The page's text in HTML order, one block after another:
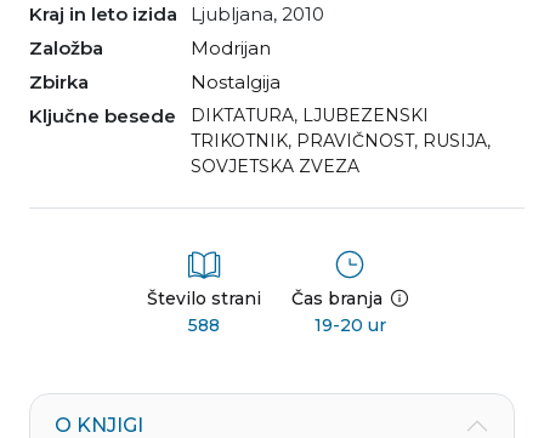
Kraj in leto izida
Ljubljana, 2010
Založba
Modrijan
Zbirka
Nostalgija
Ključne besede
DIKTATURA, LJUBEZENSKI
TRIKOTNIK, PRAVIČNOST, RUSIJA,
SOVJETSKA ZVEZA
Število strani
588
Čas branja
19-20 ur
O KNJIGI